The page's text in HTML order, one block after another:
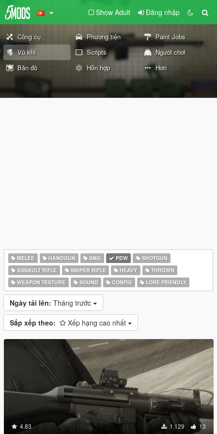
Show Adult Đăng nhập
Công cụ Phương tiện
Paint Jobs
Vũ khí
Scripts
Người chơi
Bản đồ
Hỗn hợp Hơn
MELEE HANDGUN SMG PDW
SHOTGUN
ASSAULT RIFLE
SNIPER RIFLE HEAVY
THROWN
WEAPON TEXTURE
SOUND CONFIG LORE FRIENDLY
Ngày tải lên: Tháng trước
Sắp xếp theo: Xếp hạng cao nhất
4.83 1.129 13